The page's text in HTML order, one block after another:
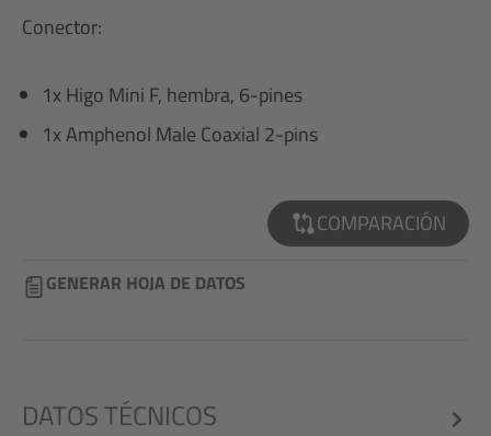
Conector:
1x Higo Mini F, hembra, 6-pines
1x Amphenol Male Coaxial 2-pins
COMPARACIÓN
GENERAR HOJA DE DATOS
DATOS TÉCNICOS